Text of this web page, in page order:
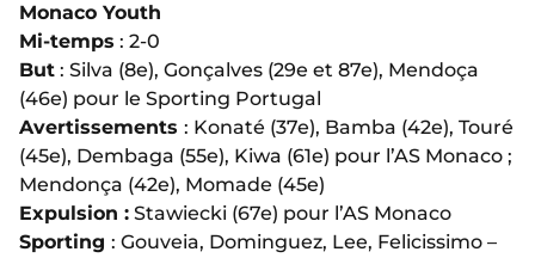
Monaco Youth
Mi-temps : 2-0
But : Silva (8e), Gonçalves (29e et 87e), Mendoça
(46e) pour le Sporting Portugal
Avertissements : Konaté (37e), Bamba (42e), Touré
(45e), Dembaga (55e), Kiwa (61e) pour l’AS Monaco ;
Mendonça (42e), Momade (45e)
Expulsion : Stawiecki (67e) pour l’AS Monaco
Sporting : Gouveia, Dominguez, Lee, Felicissimo –